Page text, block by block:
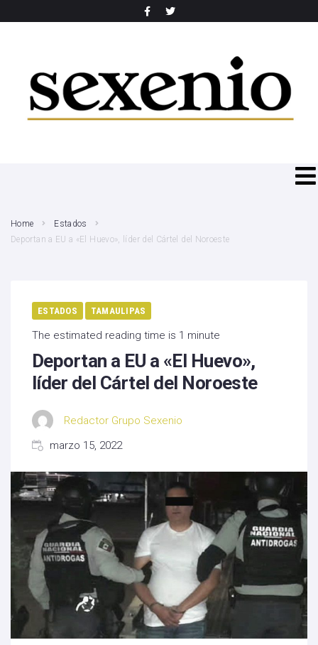
Home
Estados
Deportan a EU a «El Huevo», líder del Cártel del Noroeste
ESTADOS TAMAULIPAS
The estimated reading time is 1 minute
Deportan a EU a «El Huevo»,
líder del Cártel del Noroeste
Redactor Grupo Sexenio
marzo 15, 2022
SEARCH THIS WEBSITE